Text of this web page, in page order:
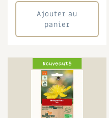
Recettes végétariennes et vegan
Habitat écologique
Conception et gros oeuvre
Matériaux écologiques
Énergie
Trucs & astuces
Expés
Trocs & petites annonces
Appels à témoignage
Bonnes adresses
Périlla
Persil tubéreux
Physalis
Piment
Pois de senteur
Poivron
Ajouter au
panier